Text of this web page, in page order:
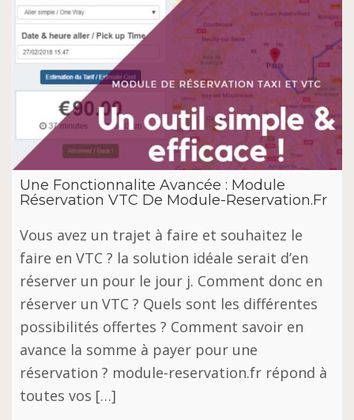
Une Fonctionnalite Avancée : Module
Réservation VTC De Module-Reservation.Fr
Vous avez un trajet à faire et souhaitez le
faire en VTC ? la solution idéale serait d’en
réserver un pour le jour j. Comment donc en
réserver un VTC ? Quels sont les différentes
possibilités offertes ? Comment savoir en
avance la somme à payer pour une
réservation ? module-reservation.fr répond à
toutes vos […]